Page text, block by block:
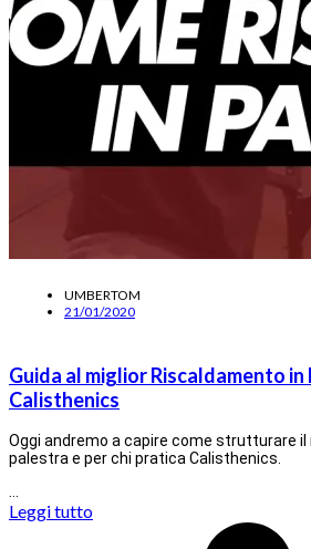
UMBERTOM
21/01/2020
Guida al miglior Riscaldamento in
Calisthenics
Oggi andremo a capire come strutturare
palestra e per chi pratica Calisthenics.
Leggi tutto